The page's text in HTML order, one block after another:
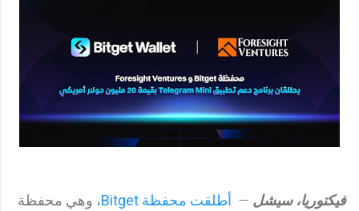
فيكتوريا، سيشل — أطلقت محفظة Bitget
، وهي محفظة